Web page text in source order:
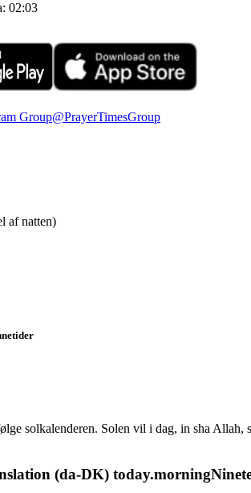
: 02:03
Group@PrayerTimesGroup
af natten)
solkalenderen. Solen vil i dag, in sha Allah,
(da-DK)